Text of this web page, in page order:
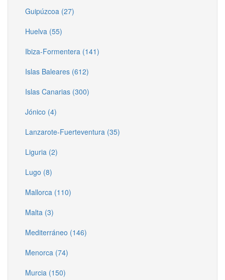
Guipúzcoa (27)
Huelva (55)
Ibiza-Formentera (141)
Islas Baleares (612)
Islas Canarias (300)
Jónico (4)
Lanzarote-Fuerteventura (35)
Liguria (2)
Lugo (8)
Mallorca (110)
Malta (3)
Mediterráneo (146)
Menorca (74)
Murcia (150)